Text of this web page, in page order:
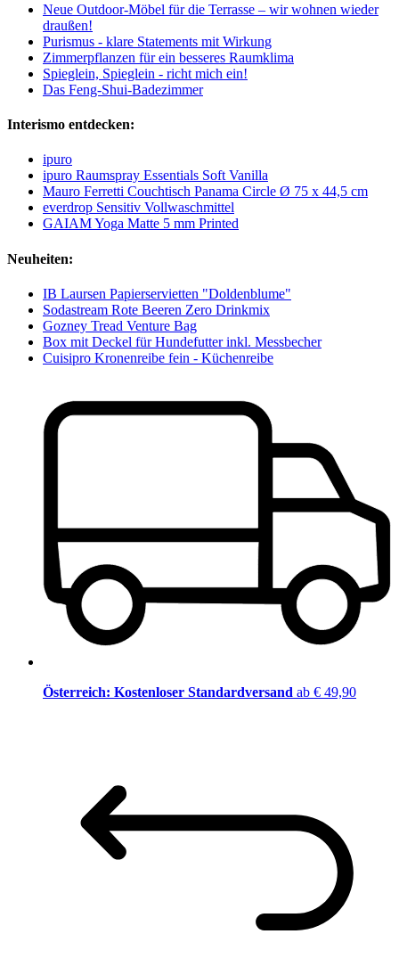
Neue Outdoor-Möbel für die Terrasse – wir wohnen wieder
draußen!
Purismus - klare Statements mit Wirkung
Zimmerpflanzen für ein besseres Raumklima
Spieglein, Spieglein - richt mich ein!
Das Feng-Shui-Badezimmer
Interismo entdecken:
ipuro
ipuro Raumspray Essentials Soft Vanilla
Mauro Ferretti Couchtisch Panama Circle Ø 75 x 44,5 cm
everdrop Sensitiv Vollwaschmittel
GAIAM Yoga Matte 5 mm Printed
Neuheiten:
IB Laursen Papierservietten "Doldenblume"
Sodastream Rote Beeren Zero Drinkmix
Gozney Tread Venture Bag
Box mit Deckel für Hundefutter inkl. Messbecher
Cuisipro Kronenreibe fein - Küchenreibe
Österreich: Kostenloser Standardversand ab € 49,90